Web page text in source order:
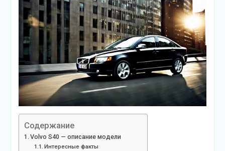
Содержание
Volvo S40 — описание модели
Интересные факты